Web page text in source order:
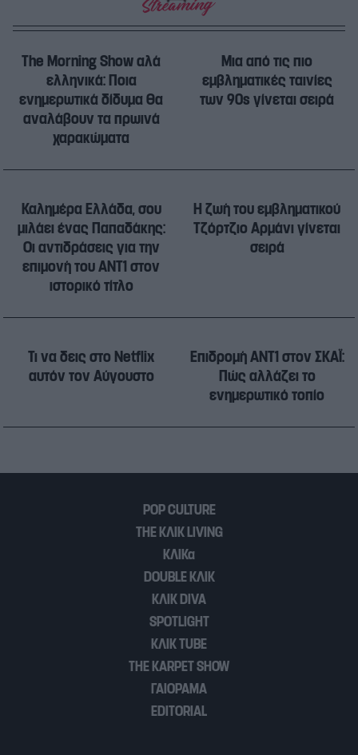
The Morning Show αλά
ελληνικά: Ποια
ενημερωτικά δίδυμα θα
αναλάβουν τα πρωινά
χαρακώματα
Μια από τις πιο
εμβληματικές ταινίες
των 90s γίνεται σειρά
Καλημέρα Ελλάδα, σου
μιλάει ένας Παπαδάκης:
Οι αντιδράσεις για την
επιμονή του ΑΝΤ1 στον
ιστορικό τίτλο
Η ζωή του εμβληματικού
Τζόρτζιο Αρμάνι γίνεται
σειρά
Τι να δεις στο Netflix
αυτόν τον Αύγουστο
Επιδρομή ANT1 στον ΣΚΑΪ:
Πώς αλλάζει το
ενημερωτικό τοπίο
POP CULTURE
THE ΚΛΙΚ LIVING
ΚΛΙΚα
DOUBLE ΚΛΙΚ
ΚΛΙΚ DIVA
SPOTLIGHT
ΚΛΙΚ TUBE
THE KARPET SHOW
ΓΑΙΟΡΑΜΑ
EDITORIAL